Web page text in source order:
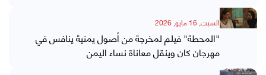
السبت, 16 مايو, 2026
"المحطة" فيلم لمخرجة من أصول يمنية ينافس في
مهرجان كان وينقل معاناة نساء اليمن